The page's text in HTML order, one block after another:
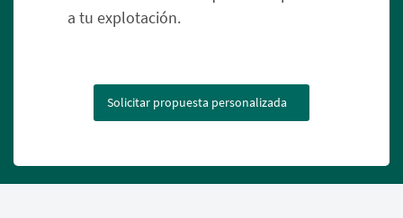
a tu explotación.
Solicitar propuesta personalizada